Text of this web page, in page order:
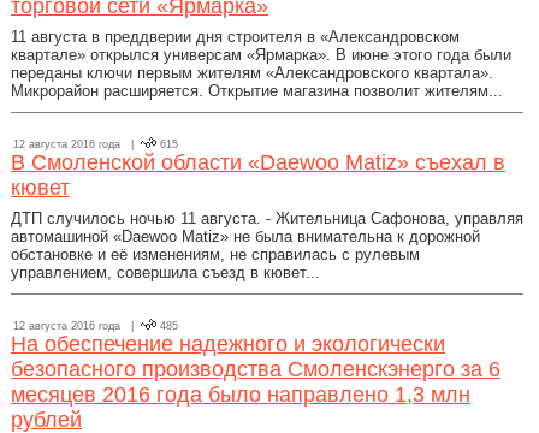
торговой сети «Ярмарка»
11 августа в преддверии дня строителя в «Александровском
квартале» открылся универсам «Ярмарка». В июне этого года были
переданы ключи первым жителям «Александровского квартала».
Микрорайон расширяется. Открытие магазина позволит жителям...
12 августа 2016 года | 615
В Смоленской области «Daewoo Matiz» съехал в
кювет
ДТП случилось ночью 11 августа. - Жительница Сафонова, управляя
автомашиной «Daewoo Matiz» не была внимательна к дорожной
обстановке и её изменениям, не справилась с рулевым
управлением, совершила съезд в кювет...
12 августа 2016 года | 485
На обеспечение надежного и экологически
безопасного производства Смоленскэнерго за 6
месяцев 2016 года было направлено 1,3 млн
рублей